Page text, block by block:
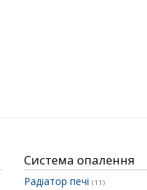
Система опалення
Радіатор печі (11)